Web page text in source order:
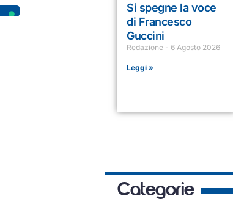
Si spegne la voce
di Francesco
Guccini
Redazione 6 Agosto 2026
Leggi »
Categorie